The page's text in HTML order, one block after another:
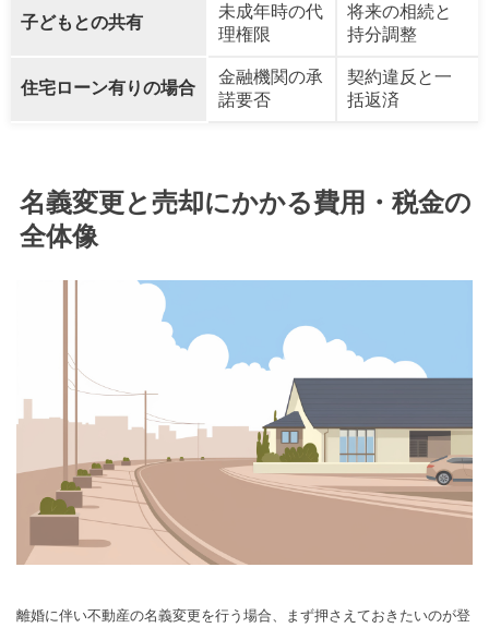
子どもとの共有
未成年時の代
理権限
将来の相続と
持分調整
住宅ローン有りの場合
金融機関の承
諾要否
契約違反と一
括返済
名義変更と売却にかかる費用・税金の
全体像
離婚に伴い不動産の名義変更を行う場合、まず押さえておきたいのが登